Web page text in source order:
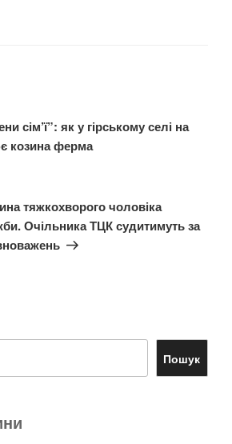
сім’ї”: як у гірському селі на
козина ферма
тяжкохворого чоловіка
Очільника ТЦК судитимуть за
Пошук